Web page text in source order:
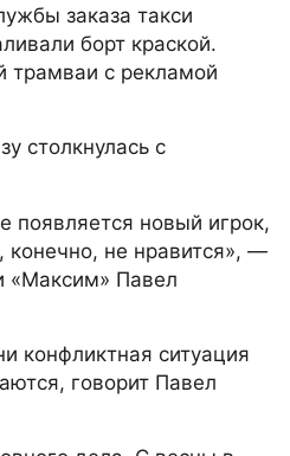
заказа такси
борт краской.
трамваи с рекламой
столкнулась с
появляется новый игрок,
конечно, не нравится», —
«Максим» Павел
конфликтная ситуация
говорит Павел